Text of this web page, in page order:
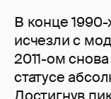
В конце
исчезли с
2011-ом
статусе